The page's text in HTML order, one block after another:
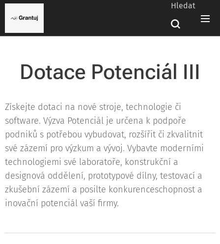
Hledat
Dotace Potenciál III
Získejte dotaci na nové stroje, technologie či
software. Výzva Potenciál je určena k podpoře
podniků s potřebou vybudovat, rozšířit či zkvalitnit
své zázemí pro výzkum a vývoj. Vybavte moderními
technologiemi své laboratoře, konstrukční a
designová oddělení, prototypové dílny, testovací a
zkušební zázemí a posilte konkurenceschopnost a
inovační potenciál vaší firmy.